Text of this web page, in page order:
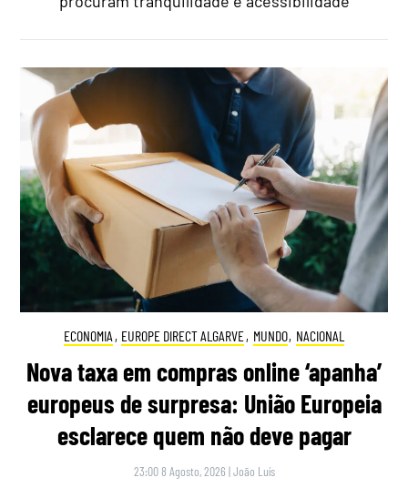
ECONOMIA , EUROPE DIRECT ALGARVE, MUNDO, NACIONAL
Nova taxa em compras online ‘apanha’
europeus de surpresa: União Europeia
esclarece quem não deve pagar
23:00 8 Agosto, 2026 |João Luís